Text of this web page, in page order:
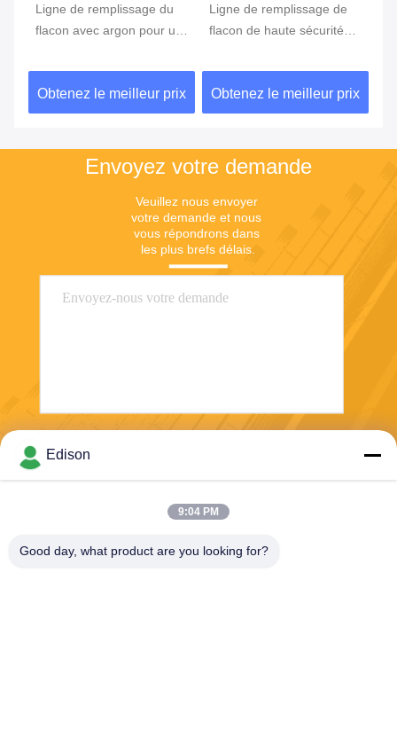
Ligne de remplissage du
flacon avec argon pour un
5%
Obtenez le meilleur prix
Ligne de remplissage de
flacon de haute sécurité
inoxydable 304 et pesage
en ligne
Obtenez le meilleur prix
Envoyez votre demande
Veuillez nous envoyer
votre demande et nous
vous répondrons dans
les plus brefs délais.
Edison
9:04 PM
Good day, what product are you looking for?